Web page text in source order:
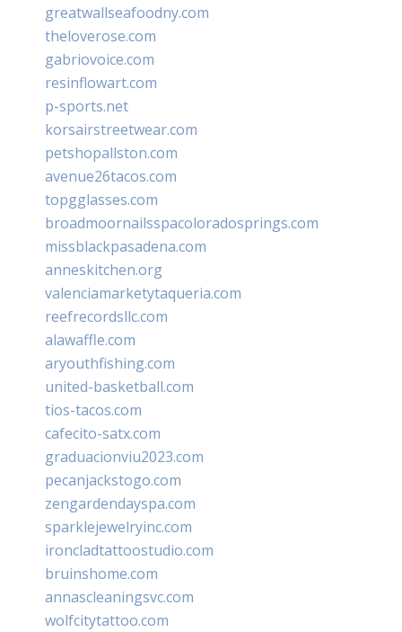
greatwallseafoodny.com
theloverose.com
gabriovoice.com
resinflowart.com
p-sports.net
korsairstreetwear.com
petshopallston.com
avenue26tacos.com
topgglasses.com
broadmoornailsspacoloradosprings.com
missblackpasadena.com
anneskitchen.org
valenciamarketytaqueria.com
reefrecordsllc.com
alawaffle.com
aryouthfishing.com
united-basketball.com
tios-tacos.com
cafecito-satx.com
graduacionviu2023.com
pecanjackstogo.com
zengardendayspa.com
sparklejewelryinc.com
ironcladtattoostudio.com
bruinshome.com
annascleaningsvc.com
wolfcitytattoo.com